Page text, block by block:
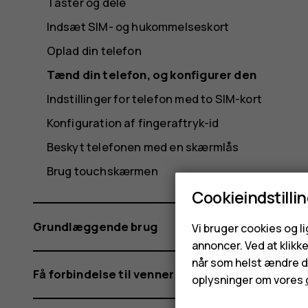
Indsæt SIM- og hukommelseskort
Oplad din telefon
Tænd din telefon, og konfigurer den
Indstillinger for telefon med to SIM-kort
Konfiguration af fingeraftryk-id
Beskyt telefonen med en skærmlås
Brug touchskærmen
Grundlæggende brug
Få forbindelse til venner og familie
Vi bruger cookies og
annoncer. Ved at
når som helst ændre
oplysninger om vores